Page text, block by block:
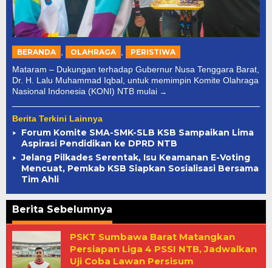
BERANDA OLAHRAGA PERISTIWA
Mataram – Dukungan terhadap Gubernur Nusa Tenggara Barat,
Dr. H. Lalu Muhammad Iqbal, untuk memimpin Komite Olahraga
Nasional Indonesia (KONI) NTB mulai
Berita Terkini Lainnya
Forum Komite SMA-SMK-SLB KSB Sampaikan Lima
Aspirasi Pendidikan ke DPRD NTB
Jelang Pilkades Serentak, Isu Keamanan E-Voting
Mencuat, Pemkab KSB Siapkan Sosialisasi Bersama
Tim Ahli
Berita Sebelumnya
KMC
News
PSKT Sumbawa Barat Matangkan
Persiapan Liga 4 PSSI NTB, Jadwalkan
Uji Coba Lawan Persisum